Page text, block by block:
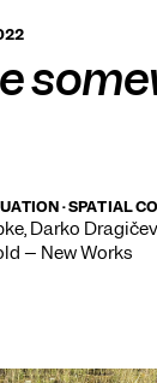
· SPATIAL
Darko
– New Works